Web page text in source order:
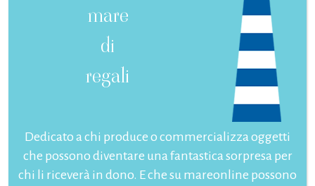
mare
di
regali
Dedicato a chi produce o commercializza oggetti
che possono diventare una fantastica sorpresa per
chi li riceverà in dono. E che su mareonline possono